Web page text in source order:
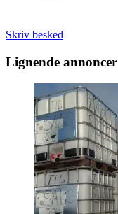
Skriv besked
Lignende annoncer